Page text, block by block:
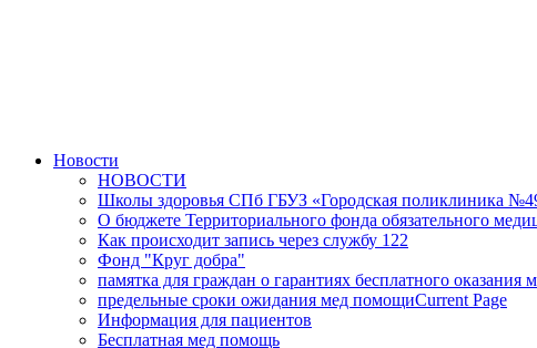
Новости
НОВОСТИ
Школы здоровья СПб ГБУЗ «Городская поликлиника
О бюджете Территориального фонда обязательного
Как происходит запись через службу 122
Фонд "Круг добра"
памятка для граждан о гарантиях бесплатного
предельные сроки ожидания мед помощиCurrent Page
Информация для пациентов
Бесплатная мед помощь